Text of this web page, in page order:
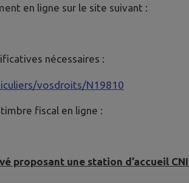
en ligne sur le site suivant :
nécessaires :
vosdroits/N19810
fiscal en ligne :
proposant une station d’accueil